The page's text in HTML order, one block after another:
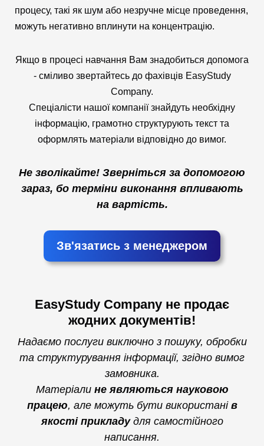
процесу, такі як шум або незручне місце проведення,
можуть негативно вплинути на концентрацію.
Якщо в процесі навчання Вам знадобиться допомога
- сміливо звертайтесь до фахівців EasyStudy
Company.
Спеціалісти нашої компанії знайдуть необхідну
інформацію, грамотно структурують текст та
оформлять матеріали відповідно до вимог.
Не зволікайте! Зверніться за допомогою
зараз, бо терміни виконання впливають
на вартість.
Зв'язатись з менеджером
EasyStudy Company не продає
жодних документів!
Надаємо послуги виключно з пошуку, обробки
та структурування інформації, згідно вимог
замовника.
Матеріали не являються науковою
працею, але можуть бути використані в
якості прикладудля самостійного
написання.